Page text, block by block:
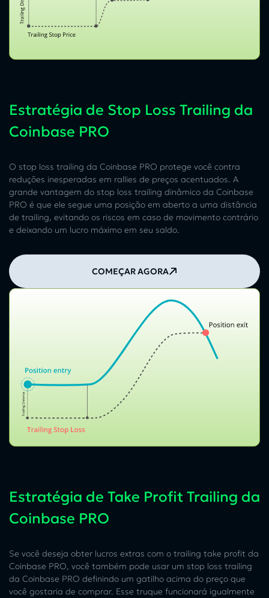
Estratégia de Stop Loss Trailing da
Coinbase PRO
O stop loss trailing da Coinbase PRO protege você contra
reduções inesperadas em rallies de preços acentuados. A
grande vantagem do stop loss trailing dinâmico da Coinbase
PRO é que ele segue uma posição em aberto a uma distância
de trailing, evitando os riscos em caso de movimento contrário
e deixando um lucro máximo em seu saldo.
COMEÇAR AGORA
Estratégia de Take Profit Trailing da
Coinbase PRO
Se você deseja obter lucros extras com o trailing take profit da
Coinbase PRO, você também pode usar um stop loss trailing
da Coinbase PRO definindo um gatilho acima do preço que
você gostaria de comprar. Esse truque funcionará igualmente